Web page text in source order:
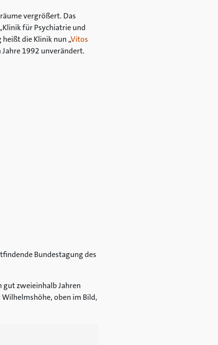
vergrößert. Das
für Psychiatrie und
die Klinik nun „Vitos
1992 unverändert.
Bundestagung des
gut zweieinhalb Jahren
oben im Bild,